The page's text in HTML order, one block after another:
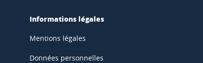
Informations légales
Mentions légales
Données personnelles